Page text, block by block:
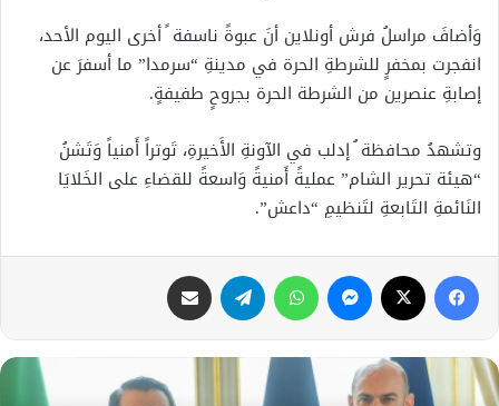
وَأضافَ مراسلُ فرش أونلاين أنَ عبوةً ناسفة ً أخرى اليوم الأحد،
انفجرت بمخفرٍ للشرطةِ الحرة في مدينةِ “سرمدا” ما أسفرَ عن
إصابةِ عنصرين من الشرطة الحرة بجروحٍ طفيفةٍ.
وتشهدُ محافظة ُ إدلب في الآونةِ الأَخيرةِ، تَوتراً أَمنياً وَتَشنُ
“هيئة تحرير الشام” عمليةً أَمنيةً وَاسعةً للقضاءِ على الخَلايَا
النَائمةِ التَابعةِ لتَنظيمِ “داعش”.
فيسبوك ماسنجر واتساب تيلقرام